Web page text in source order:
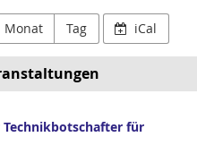
Monat Tag iCal
Technikbotschafter für